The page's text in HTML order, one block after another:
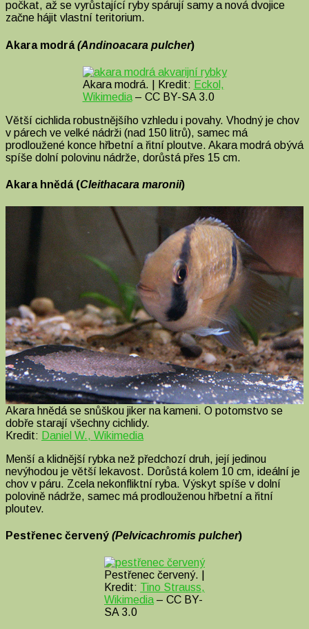
počkat, až se vyrůstající ryby spárují samy a nová dvojice
začne hájit vlastní teritorium.
Akara modrá(Andinoacara pulcher)
Akara modrá. | Kredit: Eckol,
Wikimedia– CC BY-SA 3.0
Větší cichlida robustnějšího vzhledu i povahy. Vhodný je chov
v párech ve velké nádrži (nad 150 litrů), samec má
prodloužené konce hřbetní a řitní ploutve. Akara modrá obývá
spíše dolní polovinu nádrže, dorůstá přes 15 cm.
Akara hnědá (Cleithacara maronii)
Akara hnědá se snůškou jiker na kameni. O potomstvo se
dobře starají všechny cichlidy.
Kredit: Daniel W., Wikimedia
Menší a klidnější rybka než předchozí druh, její jedinou
nevýhodou je větší lekavost. Dorůstá kolem 10 cm, ideální je
chov v páru. Zcela nekonfliktní ryba. Výskyt spíše v dolní
polovině nádrže, samec má prodlouženou hřbetní a řitní
ploutev.
Pestřenec červený (Pelvicachromis pulcher)
Pestřenec červený. |
Kredit: Tino Strauss,
Wikimedia – CC BY-
SA 3.0